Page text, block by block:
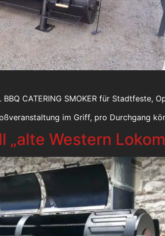
CATERING SMOKER für Stadtfeste,
im Griff, pro Durchgang
„alte Western